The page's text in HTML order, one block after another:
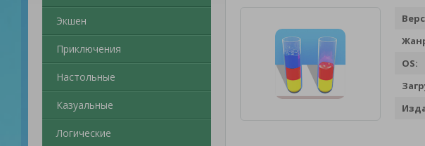
Экшен
Приключения
Настольные
Казуальные
Логические
OS: